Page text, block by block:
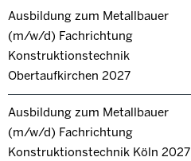
Ausbildung zum Metallbauer
(m/w/d) Fachrichtung
Konstruktionstechnik
Obertaufkirchen 2027
Ausbildung zum Metallbauer
(m/w/d) Fachrichtung
Konstruktionstechnik Köln 2027